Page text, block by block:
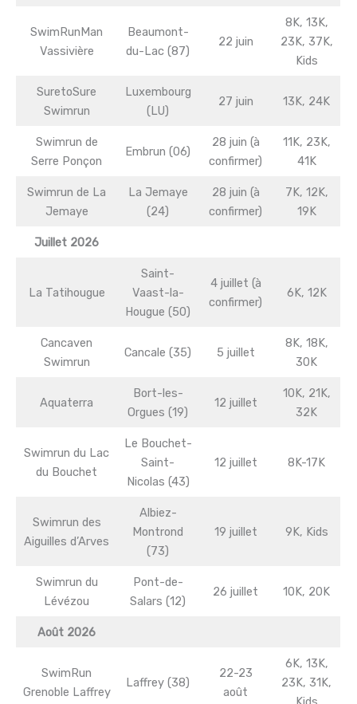
SwimRunMan
Vassivière
Beaumont-
du-Lac (87)
22 juin
8K, 13K,
23K, 37K,
Kids
SuretoSure
Swimrun
Luxembourg
(LU)
27 juin 13K, 24K
Swimrun de
Serre Ponçon
Embrun (06)
28 juin (à
confirmer)
11K, 23K,
41K
Swimrun de La
Jemaye
La Jemaye
(24)
28 juin (à
confirmer)
7K, 12K,
19K
Juillet 2026
La Tatihougue
Saint-
Vaast-la-
Hougue (50)
4 juillet (à
confirmer)
6K, 12K
Cancaven
Swimrun
Cancale (35) 5 juillet
8K, 18K,
30K
Aquaterra
Bort-les-
Orgues (19)
12 juillet
10K, 21K,
32K
Swimrun du Lac
du Bouchet
Le Bouchet-
Saint-
Nicolas (43)
12 juillet 8K-17K
Swimrun des
Aiguilles d’Arves
Albiez-
Montrond
(73)
19 juillet 9K, Kids
Swimrun du
Lévézou
Pont-de-
Salars (12)
26 juillet 10K, 20K
Août 2026
SwimRun
Grenoble Laffrey
Laffrey (38)
22-23
août
6K, 13K,
23K, 31K,